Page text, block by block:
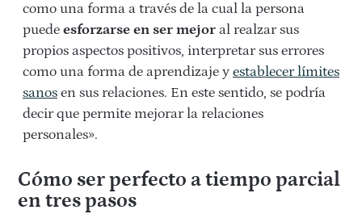
como una forma a través de la cual la persona
puede esforzarse en ser mejor al realzar sus
propios aspectos positivos, interpretar sus errores
como una forma de aprendizaje y establecer límites
sanos en sus relaciones. En este sentido, se podría
decir que permite mejorar la relaciones
personales».
Cómo ser perfecto a tiempo parcial
en tres pasos